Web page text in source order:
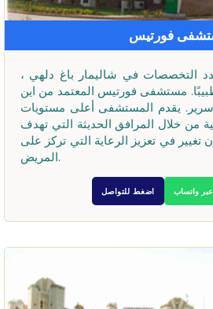
فورتيس
التخصصات في شاليمار باغ دلهي ،
282 سريرًا و 68 طبيبًا. مستشفى فورتيس المعتمد من این
اے بی ایچ مجهز بـ 262 سرير. يقدم المستشفى أعلى مستويات
من خلال المرافق الحديثة التي تهدف
في تعزيز الرعاية التي تركز على
المريض.
اضغط للتواصل واتساب